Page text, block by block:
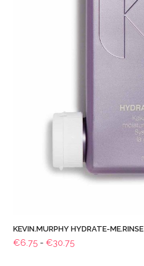
KEVIN.MURPHY HYDRATE-ME.RINSE
€6.75 - €30.75Prijsklasse: